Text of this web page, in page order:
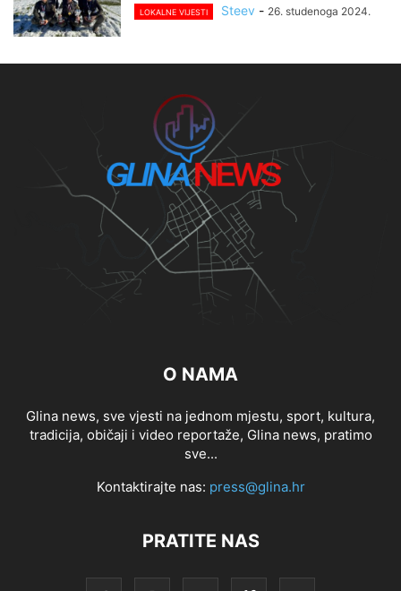
LOKALNE VIJESTI Steev - 26. studenoga 2024.
O NAMA
Glina news, sve vjesti na jednom mjestu, sport, kultura,
tradicija, običaji i video reportaže, Glina news, pratimo
sve...
Kontaktirajte nas: press@glina.hr
PRATITE NAS